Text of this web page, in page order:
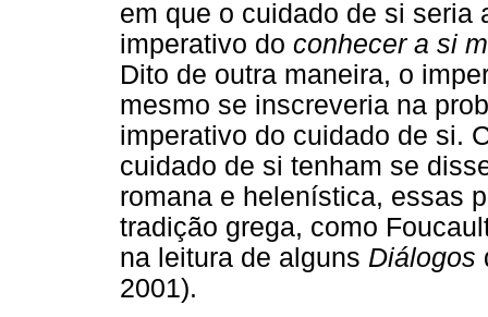
em que o cuidado de si seria
imperativo do conhecer a si
Dito de outra maneira, o
mesmo se inscreveria na
imperativo do cuidado de si.
cuidado de si tenham se
romana e helenística, essas
tradição grega, como
na leitura de alguns Diálogos
2001).